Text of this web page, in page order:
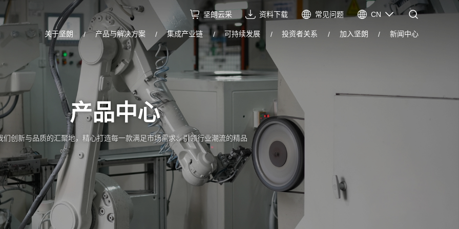
坚朗云采 资料下载 常见问题
CN
关于坚朗 产品与解决方案 集成产业链 可持续发展 投资者关系 加入坚朗 新闻中心
产品中心
们创新与品质的汇聚地，精心打造每一款满足市场需求、引领行业潮流的精品